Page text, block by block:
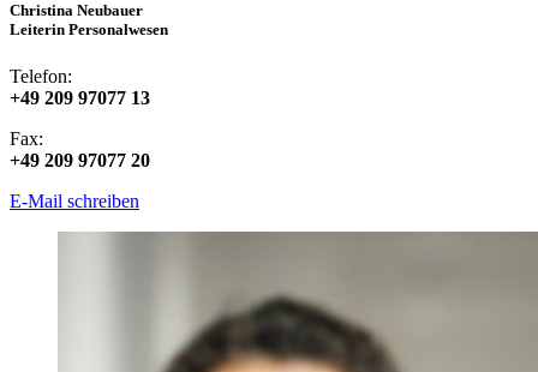
Christina Neubauer
Leiterin Personalwesen
Telefon:
+49 209 97077 13
Fax:
+49 209 97077 20
E-Mail schreiben